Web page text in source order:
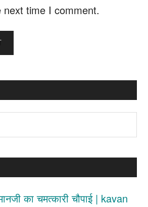
time I comment.
का चमत्कारी चौपाई | kavan